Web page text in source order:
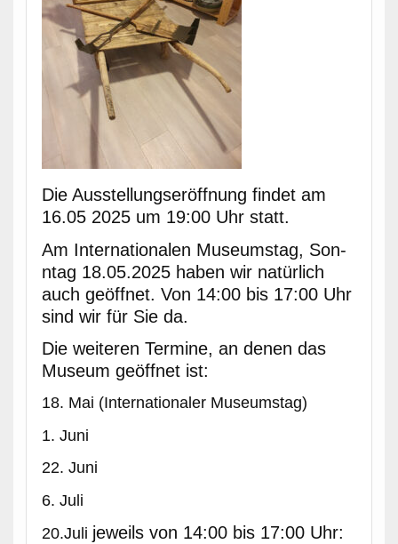
Die Ausstel­lungseröff­nung find­et am
16.05 2025 um 19:00 Uhr statt.
Am Inter­na­tionalen Muse­um­stag, Son­
ntag 18.05.2025 haben wir natür­lich
auch geöffnet. Von 14:00 bis 17:00 Uhr
sind wir für Sie da.
Die weit­eren Ter­mine, an denen das
Muse­um geöffnet ist:
18. Mai (Inter­na­tionaler Museumstag)
1. Juni
22. Juni
6. Juli
20.Juli jew­eils von 14:00 bis 17:00 Uhr: